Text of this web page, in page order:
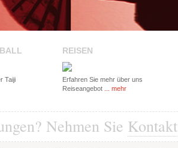
Taiji
REISEN
Erfahren Sie mehr über uns
Reiseangebot
... mehr
Nehmen Sie Kontakt